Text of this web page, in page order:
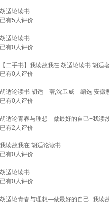
胡适论读书
已有5 人评价
胡适论读书
已有0人评价
【二手书】我读故我在:胡适论读书 胡适
已有0人评价
胡适论读书 胡适 著,沈卫威 编选 安徽
已有0人评价
胡适论青春与理想—做最好的自己+我读
已有2 人评价
我读故我在:胡适论读书
已有0人评价
胡适论读书
已有0人评价
胡适论青春与理想—做最好的自己+我读